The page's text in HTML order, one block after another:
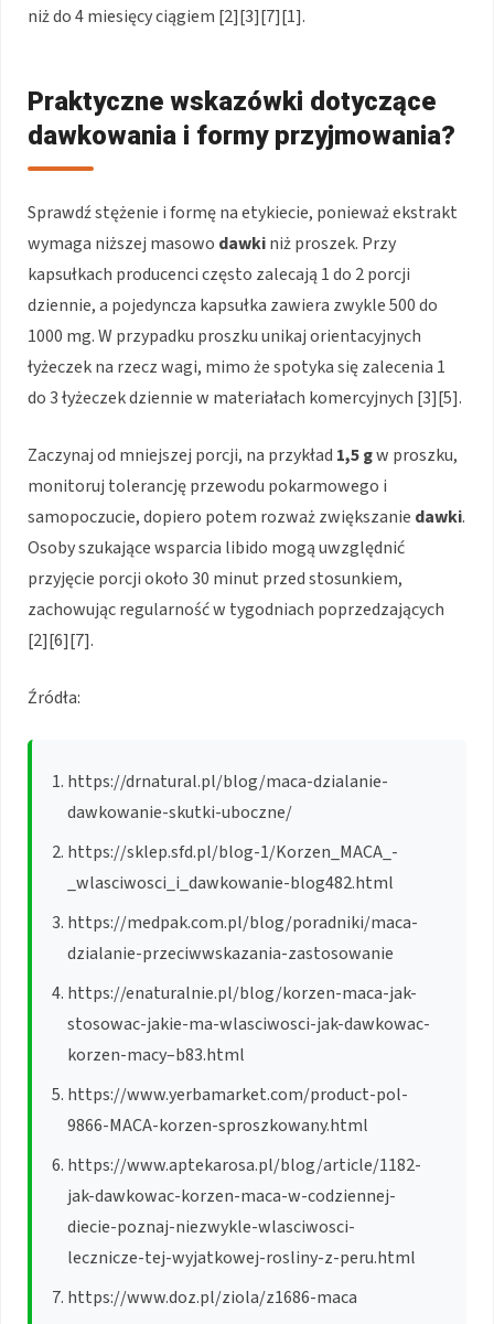
niż do 4 miesięcy ciągiem [2][3][7][1].
Praktyczne wskazówki dotyczące
dawkowania i formy przyjmowania?
Sprawdź stężenie i formę na etykiecie, ponieważ ekstrakt
wymaga niższej masowo dawkiniż proszek. Przy
kapsułkach producenci często zalecają 1 do 2 porcji
dziennie, a pojedyncza kapsułka zawiera zwykle 500 do
1000 mg. W przypadku proszku unikaj orientacyjnych
łyżeczek na rzecz wagi, mimo że spotyka się zalecenia 1
do 3 łyżeczek dziennie w materiałach komercyjnych [3][5].
Zaczynaj od mniejszej porcji, na przykład 1,5 gw proszku,
monitoruj tolerancję przewodu pokarmowego i
samopoczucie, dopiero potem rozważ zwiększanie dawki.
Osoby szukające wsparcia libido mogą uwzględnić
przyjęcie porcji około 30 minut przed stosunkiem,
zachowując regularność w tygodniach poprzedzających
[2][6][7].
Źródła:
https://drnatural.pl/blog/maca-dzialanie-
dawkowanie-skutki-uboczne/
https://sklep.sfd.pl/blog-1/Korzen_MACA_-
_wlasciwosci_i_dawkowanie-blog482.html
https://medpak.com.pl/blog/poradniki/maca-
dzialanie-przeciwwskazania-zastosowanie
https://enaturalnie.pl/blog/korzen-maca-jak-
stosowac-jakie-ma-wlasciwosci-jak-dawkowac-
korzen-macy–b83.html
https://www.yerbamarket.com/product-pol-
9866-MACA-korzen-sproszkowany.html
https://www.aptekarosa.pl/blog/article/1182-
jak-dawkowac-korzen-maca-w-codziennej-
diecie-poznaj-niezwykle-wlasciwosci-
lecznicze-tej-wyjatkowej-rosliny-z-peru.html
https://www.doz.pl/ziola/z1686-maca